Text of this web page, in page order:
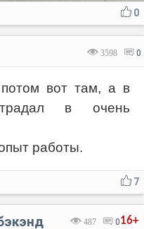
0
3598 0
вот там, а в
в очень
работы.
7
16+
487 0